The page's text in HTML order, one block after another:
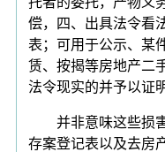
偿，四、出具法令看
表；可用于公示、某
赁、按揭等房地产二
法令现实的并予以证
并非意味这些损害
存案登记表以及去房